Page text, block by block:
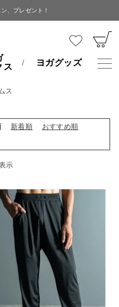
、プレゼント！
ス
ヨガグッズ
ス
新着順
おすすめ順
示